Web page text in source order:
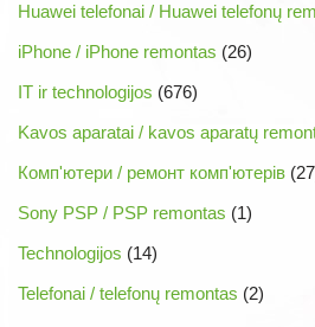
Huawei telefonai / Huawei telefonų
iPhone / iPhone remontas (26)
IT ir technologijos (676)
Kavos aparatai / kavos aparatų
Комп'ютери / ремонт комп'ютерів
Sony PSP / PSP remontas (1)
Technologijos (14)
Telefonai / telefonų remontas (2)